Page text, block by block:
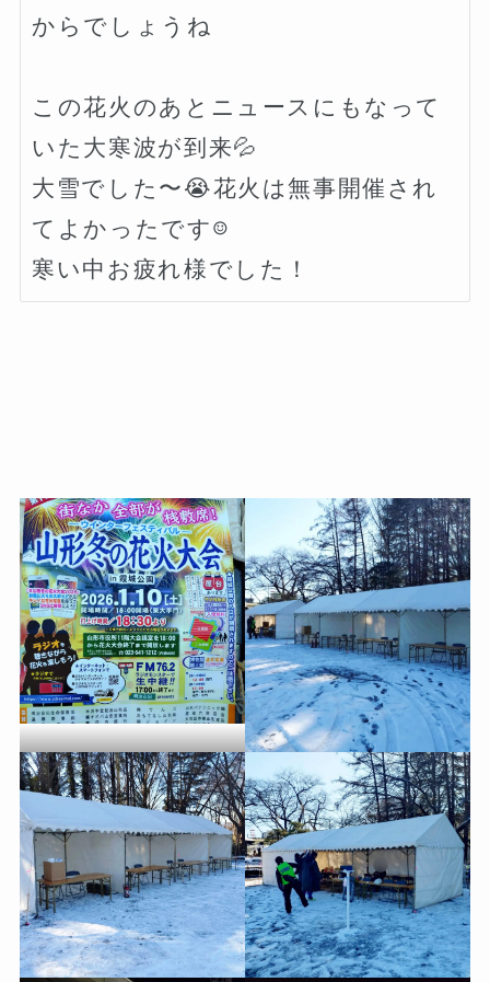
からでしょうね
この花火のあとニュースにもなって
いた大寒波が到来💦
大雪でした〜😭花火は無事開催され
てよかったです☺️